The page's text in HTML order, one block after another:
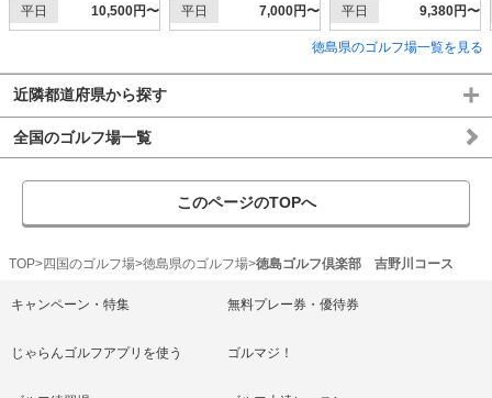
平日
10,500円〜
平日
7,000円〜
平日
9,380円〜
徳島県のゴルフ場一覧を見る
近隣都道府県から探す
全国のゴルフ場一覧
このページのTOPへ
TOP 四国のゴルフ場 徳島県のゴルフ場 徳島ゴルフ倶楽部 吉野川コース
キャンペーン・特集 無料プレー券・優待券
じゃらんゴルフアプリを使う ゴルマジ！